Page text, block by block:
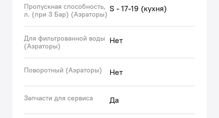
Пропускная способность,
л. (при 3 Бар) (Аэраторы)
S - 17-19 (кухня)
Для фильтрованной воды
(Аэраторы)
Нет
Поворотный (Аэраторы) Нет
Запчасти для сервиса Да